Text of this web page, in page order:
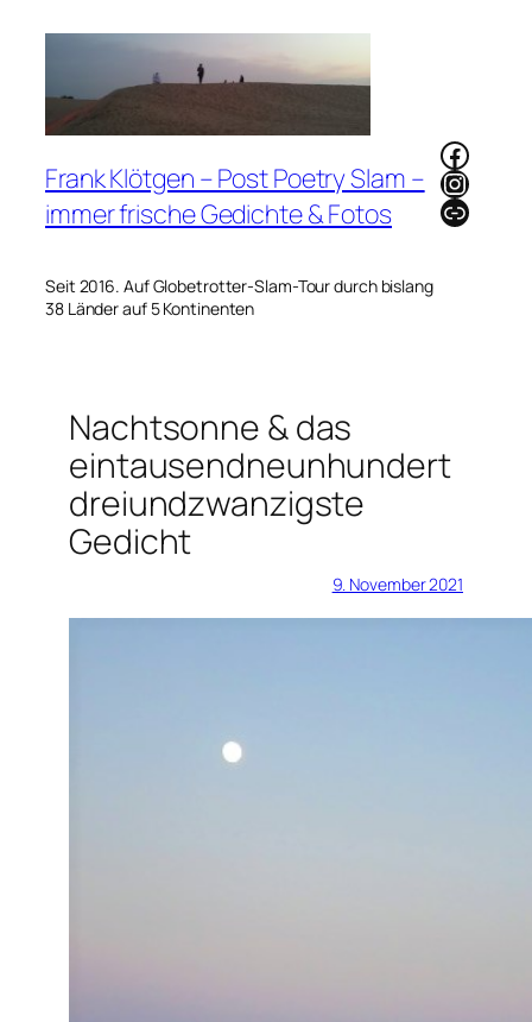
Frank Klötgen – Post Poetry Slam –
immer frische Gedichte & Fotos
Seit 2016. Auf Globetrotter-Slam-Tour durch bislang
38 Länder auf 5 Kontinenten
Link
Nachtsonne & das
eintausendneunhundert
dreiundzwanzigste
Gedicht
9. November 2021